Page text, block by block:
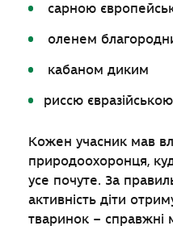
сарною
оленем
кабаном диким
риссю євразійською
Кожен учасник мав
природоохоронця,
усе почуте. За
активність діти
тваринок – справжні